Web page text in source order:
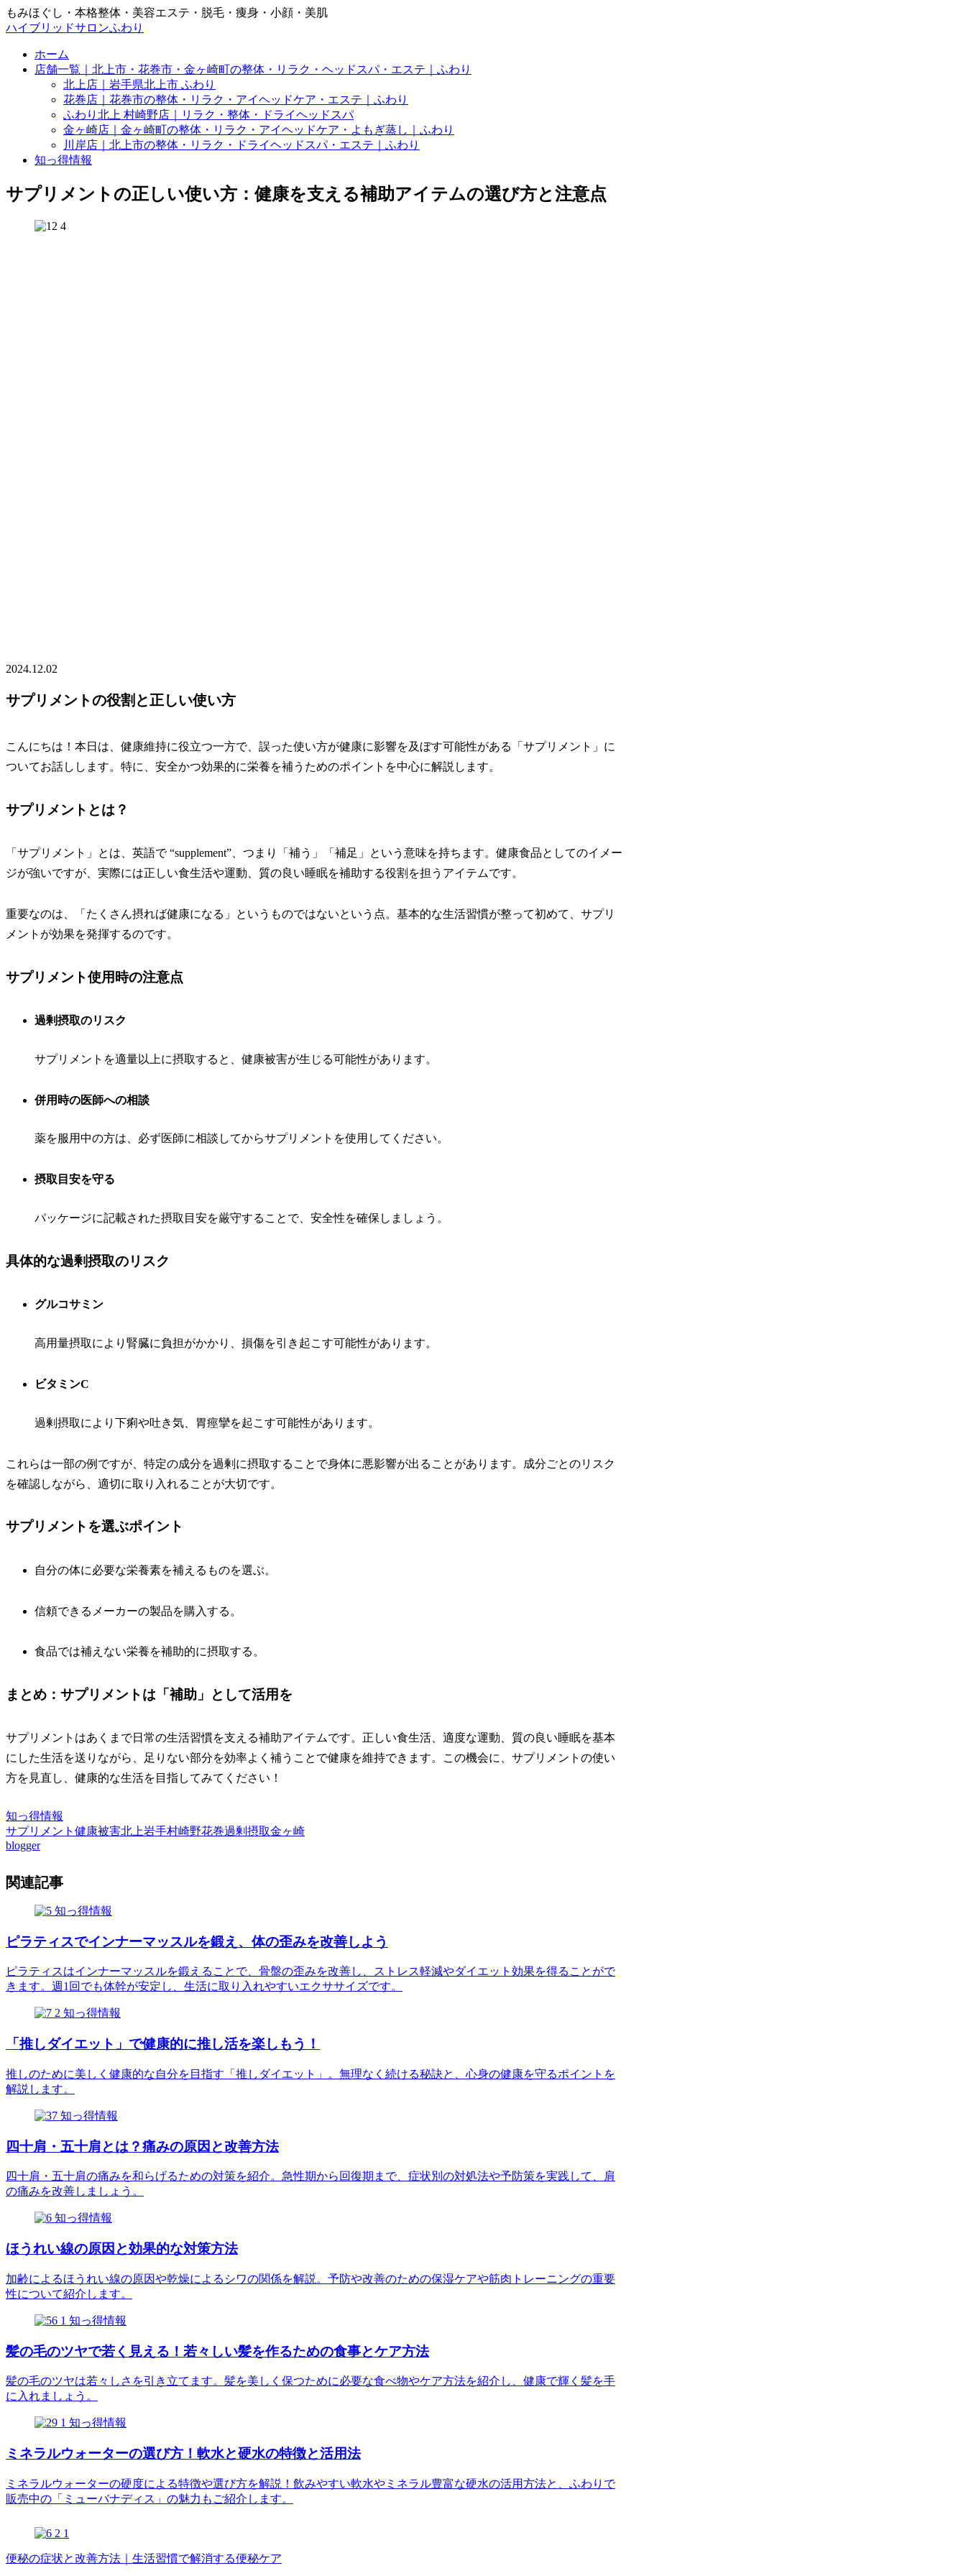
もみほぐし・本格整体・美容エステ・脱毛・痩身・小顔・美肌
ハイブリッドサロンふわり
ホーム
店舗一覧｜北上市・花巻市・金ヶ崎町の整体・リラク・ヘッドスパ・エステ｜ふわり
北上店｜岩手県北上市 ふわり
花巻店｜花巻市の整体・リラク・アイヘッドケア・エステ｜ふわり
ふわり北上 村崎野店｜リラク・整体・ドライヘッドスパ
金ヶ崎店｜金ヶ崎町の整体・リラク・アイヘッドケア・よもぎ蒸し｜ふわり
川岸店｜北上市の整体・リラク・ドライヘッドスパ・エステ｜ふわり
知っ得情報
サプリメントの正しい使い方：健康を支える補助アイテムの選び方と注意点
2024.12.02
サプリメントの役割と正しい使い方
こんにちは！本日は、健康維持に役立つ一方で、誤った使い方が健康に影響を及ぼす可能性がある「サプリメント」に
ついてお話しします。特に、安全かつ効果的に栄養を補うためのポイントを中心に解説します。
サプリメントとは？
「サプリメント」とは、英語で “supplement”、つまり「補う」「補足」という意味を持ちます。健康食品としてのイメー
ジが強いですが、実際には正しい食生活や運動、質の良い睡眠を補助する役割を担うアイテムです。
重要なのは、「たくさん摂れば健康になる」というものではないという点。基本的な生活習慣が整って初めて、サプリ
メントが効果を発揮するのです。
サプリメント使用時の注意点
過剰摂取のリスク
サプリメントを適量以上に摂取すると、健康被害が生じる可能性があります。
併用時の医師への相談
薬を服用中の方は、必ず医師に相談してからサプリメントを使用してください。
摂取目安を守る
パッケージに記載された摂取目安を厳守することで、安全性を確保しましょう。
具体的な過剰摂取のリスク
グルコサミン
高用量摂取により腎臓に負担がかかり、損傷を引き起こす可能性があります。
ビタミンC
過剰摂取により下痢や吐き気、胃痙攣を起こす可能性があります。
これらは一部の例ですが、特定の成分を過剰に摂取することで身体に悪影響が出ることがあります。成分ごとのリスク
を確認しながら、適切に取り入れることが大切です。
サプリメントを選ぶポイント
自分の体に必要な栄養素を補えるものを選ぶ。
信頼できるメーカーの製品を購入する。
食品では補えない栄養を補助的に摂取する。
まとめ：サプリメントは「補助」として活用を
サプリメントはあくまで日常の生活習慣を支える補助アイテムです。正しい食生活、適度な運動、質の良い睡眠を基本
にした生活を送りながら、足りない部分を効率よく補うことで健康を維持できます。この機会に、サプリメントの使い
方を見直し、健康的な生活を目指してみてください！
知っ得情報
サプリメント 健康被害北上岩手村崎野花巻過剰摂取金ヶ崎
blogger
関連記事
知っ得情報
ピラティスでインナーマッスルを鍛え、体の歪みを改善しよう
ピラティスはインナーマッスルを鍛えることで、骨盤の歪みを改善し、ストレス軽減やダイエット効果を得ることがで
きます。週1回でも体幹が安定し、生活に取り入れやすいエクササイズです。
知っ得情報
「推しダイエット」で健康的に推し活を楽しもう！
推しのために美しく健康的な自分を目指す「推しダイエット」。無理なく続ける秘訣と、心身の健康を守るポイントを
解説します。
知っ得情報
四十肩・五十肩とは？痛みの原因と改善方法
四十肩・五十肩の痛みを和らげるための対策を紹介。急性期から回復期まで、症状別の対処法や予防策を実践して、肩
の痛みを改善しましょう。
知っ得情報
ほうれい線の原因と効果的な対策方法
加齢によるほうれい線の原因や乾燥によるシワの関係を解説。予防や改善のための保湿ケアや筋肉トレーニングの重要
性について紹介します。
知っ得情報
髪の毛のツヤで若く見える！若々しい髪を作るための食事とケア方法
髪の毛のツヤは若々しさを引き立てます。髪を美しく保つために必要な食べ物やケア方法を紹介し、健康で輝く髪を手
に入れましょう。
知っ得情報
ミネラルウォーターの選び方！軟水と硬水の特徴と活用法
ミネラルウォーターの硬度による特徴や選び方を解説！飲みやすい軟水やミネラル豊富な硬水の活用方法と、ふわりで
販売中の「ミューバナディス」の魅力もご紹介します。
便秘の症状と改善方法｜生活習慣で解消する便秘ケア